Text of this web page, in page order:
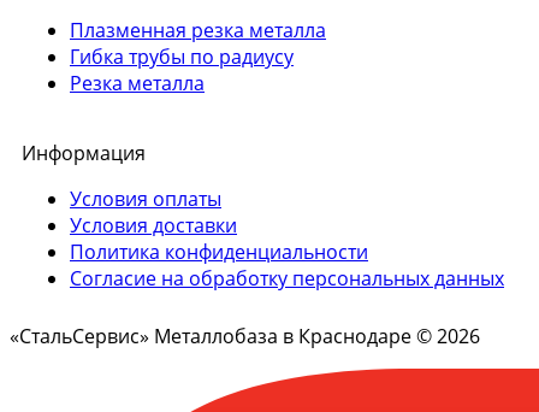
Плазменная резка металла
Гибка трубы по радиусу
Резка металла
Информация
Условия оплаты
Условия доставки
Политика конфиденциальности
Согласие на обработку персональных данных
«СтальСервис» Металлобаза в Краснодаре © 2026